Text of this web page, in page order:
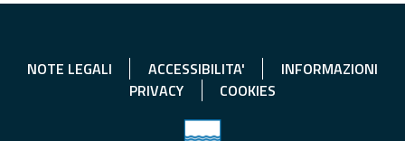
NOTE LEGALI ACCESSIBILITA'
INFORMAZIONI
PRIVACY
COOKIES